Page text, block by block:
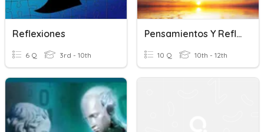
Reflexiones
6 Q 3rd - 10th
Pensamientos Y Reflexiones
10 Q 10th - 12th